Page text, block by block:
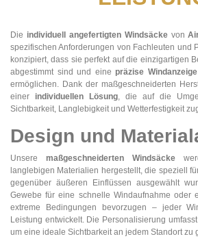
Die individuell angefertigten Windsäckevon
spezifischen Anforderungen von Fachleuten und
konzipiert, dass sie perfekt auf die einzigartigen
abgestimmt sind und eine präzise Windanzeige
ermöglichen. Dank der maßgeschneiderten
einer individuellen Lösung, die auf die
Sichtbarkeit, Langlebigkeit und Wetterfestigkeit
Design und
Unsere maßgeschneiderten Windsäcke
langlebigen Materialien hergestellt, die speziell
gegenüber äußeren Einflüssen ausgewählt
Gewebe für eine schnelle Windaufnahme oder
extreme Bedingungen bevorzugen – jeder
Leistung entwickelt. Die Personalisierung
um eine ideale Sichtbarkeit an jedem Standort zu